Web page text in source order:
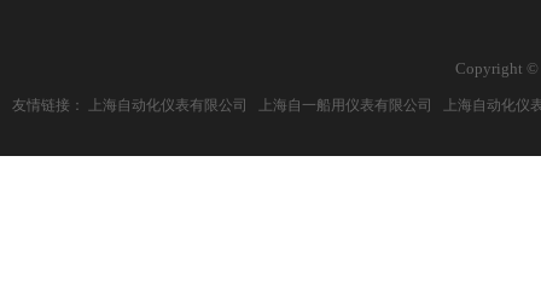
Copyright ©
友情链接： 上海自动化仪表有限公司 上海自一船用仪表有限公司 上海自动化仪